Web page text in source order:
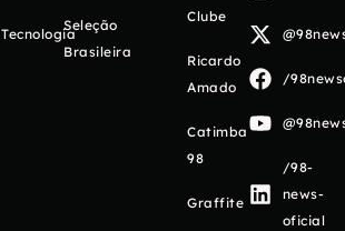
Tecnologia
Seleção
Brasileira
Clube
Ricardo
Amado
Catimba
98
Graffite
/
/98-
news-
oficial